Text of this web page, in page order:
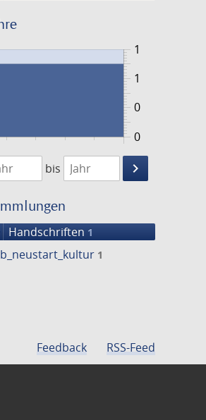
0
1
0
1
1475
bis
keyboard_arrow_right
Suche
Handschriften 1
1
Feedback RSS-Feed